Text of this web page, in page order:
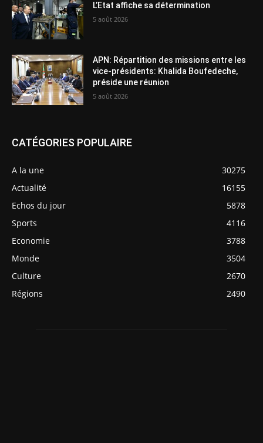
L’Etat affiche sa détermination
5 août 2026
APN: Répartition des missions entre les
vice-présidents: Khalida Boufedeche,
préside une réunion
5 août 2026
CATÉGORIES POPULAIRE
A la une
30275
Actualité
16155
Echos du jour
5878
Sports
4116
Economie
3788
Monde
3504
Culture
2670
Régions
2490